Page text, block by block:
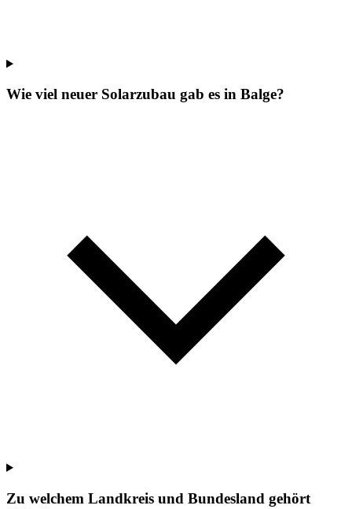
Wie viel neuer Solarzubau gab es in Balge?
Zu welchem Landkreis und Bundesland gehört